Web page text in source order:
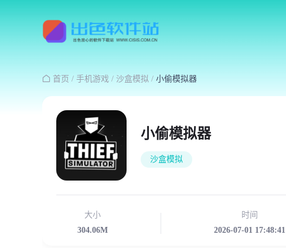
 首页 / 手机游戏 / 沙盒模拟 / 小偷模拟器
小偷模拟器
沙盒模拟
大小
304.06M
时间
2026-07-01 17:48:41